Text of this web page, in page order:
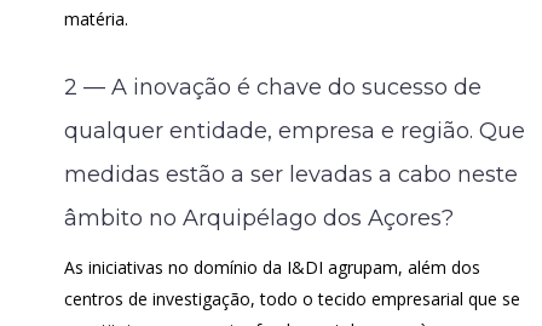
matéria.
2 — A inovação é chave do sucesso de
qualquer entidade, empresa e região. Que
medidas estão a ser levadas a cabo neste
âmbito no Arquipélago dos Açores?
As iniciativas no domínio da I&DI agrupam, além dos
centros de investigação, todo o tecido empresarial que se